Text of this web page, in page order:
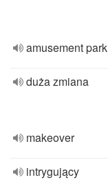
amusement park
duża zmiana
makeover
intrygujący